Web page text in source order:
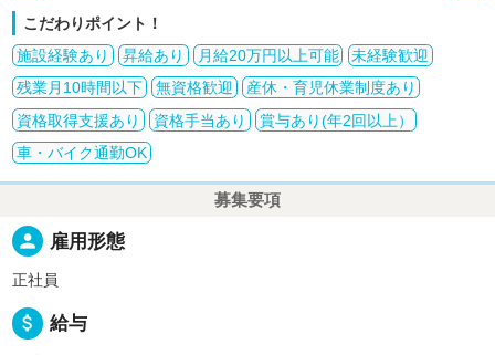
こだわりポイント！
施設経験あり
昇給あり 月給20万円以上可能
未経験歓迎
残業月10時間以下
無資格歓迎
産休・育児休業制度あり
資格取得支援あり
資格手当あり
賞与あり(年2回以上）
車・バイク通勤OK
募集要項
person 雇用形態
正社員
attach_money 給与